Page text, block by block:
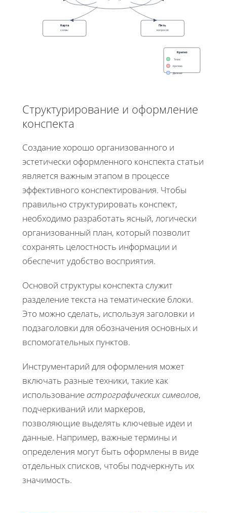
Карта
схемы
Пять
вопросов
Кратко
Тезис
Критика
Дальше
Структурирование и оформление
конспекта
Создание хорошо организованного и
эстетически оформленного конспекта статьи
является важным этапом в процессе
эффективного конспектирования. Чтобы
правильно структурировать конспект,
необходимо разработать ясный, логически
организованный план, который позволит
сохранять целостность информации и
обеспечит удобство восприятия.
Основой структуры конспекта служит
разделение текста на тематические блоки.
Это можно сделать, используя заголовки и
подзаголовки для обозначения основных и
вспомогательных пунктов.
Инструментарий для оформления может
включать разные техники, такие как
использование астрографических символов,
подчеркиваний или маркеров,
позволяющие выделять ключевые идеи и
данные. Например, важные термины и
определения могут быть оформлены в виде
отдельных списков, чтобы подчеркнуть их
значимость.